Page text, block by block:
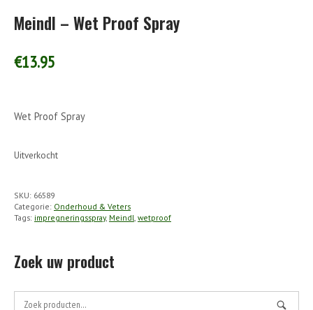
Meindl – Wet Proof Spray
€13.95
Wet Proof Spray
Uitverkocht
SKU: 66589
Categorie: Onderhoud & Veters
Tags: impregneringsspray, Meindl, wetproof
Zoek uw product
Zoek